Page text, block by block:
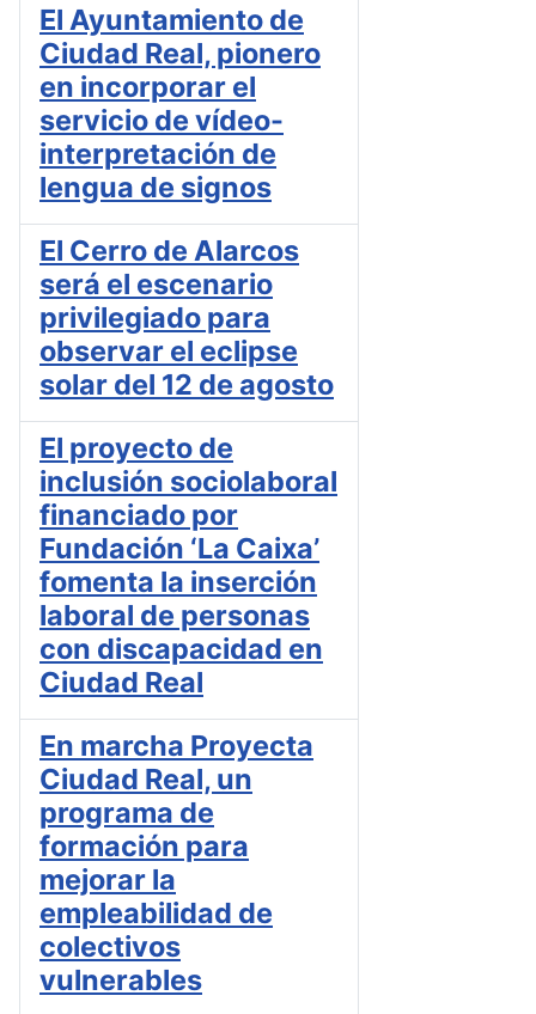
El Ayuntamiento de
Ciudad Real, pionero
en incorporar el
servicio de vídeo-
interpretación de
lengua de signos
El Cerro de Alarcos
será el escenario
privilegiado para
observar el eclipse
solar del 12 de agosto
El proyecto de
inclusión sociolaboral
financiado por
Fundación ‘La Caixa’
fomenta la inserción
laboral de personas
con discapacidad en
Ciudad Real
En marcha Proyecta
Ciudad Real, un
programa de
formación para
mejorar la
empleabilidad de
colectivos
vulnerables